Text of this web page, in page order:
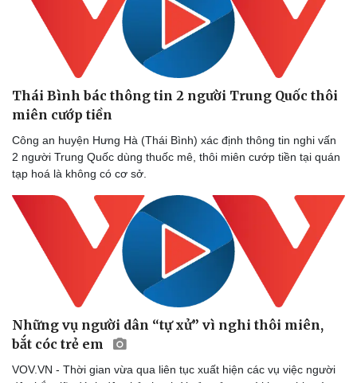
Thái Bình bác thông tin 2 người Trung Quốc thôi
miên cướp tiền
Công an huyện Hưng Hà (Thái Bình) xác định thông tin nghi vấn
2 người Trung Quốc dùng thuốc mê, thôi miên cướp tiền tại quán
tạp hoá là không có cơ sở.
Những vụ người dân “tự xử” vì nghi thôi miên,
bắt cóc trẻ em
VOV.VN - Thời gian vừa qua liên tục xuất hiện các vụ việc người